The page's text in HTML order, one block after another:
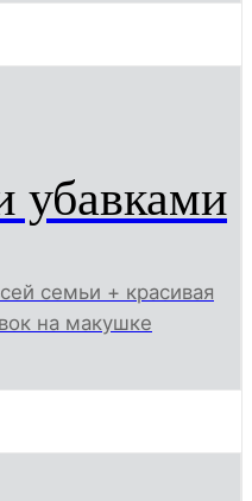
убавками
семьи + красивая
на макушке